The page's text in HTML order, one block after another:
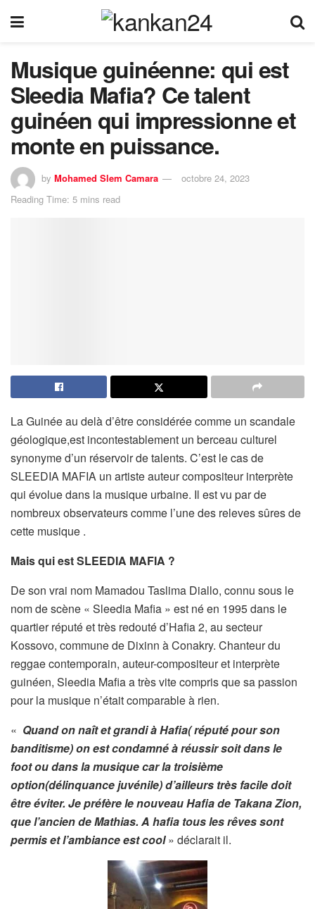
Musique guinéenne: qui est
Sleedia Mafia? Ce talent
guinéen qui impressionne et
monte en puissance.
by Mohamed Slem Camara
octobre 24, 2023
Reading Time: 5 mins read
La Guinée au delà d’être considérée comme un scandale
géologique,est incontestablement un berceau culturel
synonyme d’un réservoir de talents. C’est le cas de
SLEEDIA MAFIA un artiste auteur compositeur interprète
qui évolue dans la musique urbaine. Il est vu par de
nombreux observateurs comme l’une des releves sûres de
cette musique .
Mais qui est SLEEDIA MAFIA ?
De son vrai nom Mamadou Taslima Diallo, connu sous le
nom de scène « Sleedia Mafia » est né en 1995 dans le
quartier réputé et très redouté d’Hafia 2, au secteur
Kossovo, commune de Dixinn à Conakry. Chanteur du
reggae contemporain, auteur-compositeur et interprète
guinéen, Sleedia Mafia a très vite compris que sa passion
pour la musique n’était comparable à rien.
« Quand on naît et grandi à Hafia( réputé pour son
banditisme) on est condamné à réussir soit dans le
foot ou dans la musique car la troisième
option(délinquance juvénile) d’ailleurs très facile doit
être éviter. Je préfère le nouveau Hafia de Takana Zion,
que l’ancien de Mathias. A hafia tous les rêves sont
permis et l’ambiance est cool» déclarait il.